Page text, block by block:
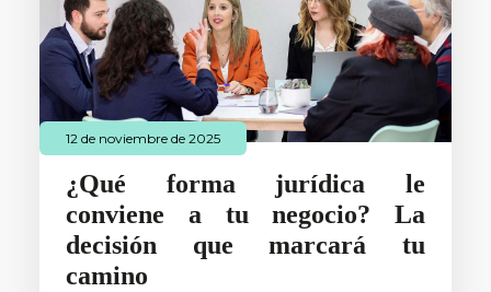
12 de noviembre de 2025
¿Qué forma jurídica le
conviene a tu negocio? La
decisión que marcará tu
camino